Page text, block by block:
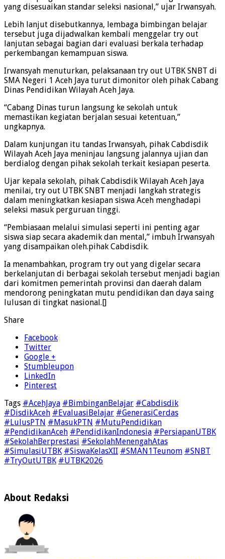
yang disesuaikan standar seleksi nasional,” ujar Irwansyah.
Lebih lanjut disebutkannya, lembaga bimbingan belajar
tersebut juga dijadwalkan kembali menggelar try out
lanjutan sebagai bagian dari evaluasi berkala terhadap
perkembangan kemampuan siswa.
Irwansyah menuturkan, pelaksanaan try out UTBK SNBT di
SMA Negeri 1 Aceh Jaya turut dimonitor oleh pihak Cabang
Dinas Pendidikan Wilayah Aceh Jaya.
“Cabang Dinas turun langsung ke sekolah untuk
memastikan kegiatan berjalan sesuai ketentuan,”
ungkapnya.
Dalam kunjungan itu tandas Irwansyah, pihak Cabdisdik
Wilayah Aceh Jaya meninjau langsung jalannya ujian dan
berdialog dengan pihak sekolah terkait kesiapan peserta.
Ujar kepala sekolah, pihak Cabdisdik Wilayah Aceh Jaya
menilai, try out UTBK SNBT menjadi langkah strategis
dalam meningkatkan kesiapan siswa Aceh menghadapi
seleksi masuk perguruan tinggi.
“Pembiasaan melalui simulasi seperti ini penting agar
siswa siap secara akademik dan mental,” imbuh Irwansyah
yang disampaikan oleh.pihak Cabdisdik.
Ia menambahkan, program try out yang digelar secara
berkelanjutan di berbagai sekolah tersebut menjadi bagian
dari komitmen pemerintah provinsi dan daerah dalam
mendorong peningkatan mutu pendidikan dan daya saing
lulusan di tingkat nasional.[]
Share
Facebook
Twitter
Google +
Stumbleupon
LinkedIn
Pinterest
Tags #AcehJaya #BimbinganBelajar #Cabdisdik
#DisdikAceh #EvaluasiBelajar #GenerasiCerdas
#LulusPTN #MasukPTN #MutuPendidikan
#PendidikanAceh #PendidikanIndonesia #PersiapanUTBK
#SekolahBerprestasi #SekolahMenengahAtas
#SimulasiUTBK #SiswaKelasXII #SMAN1Teunom #SNBT
#TryOutUTBK #UTBK2026
About Redaksi